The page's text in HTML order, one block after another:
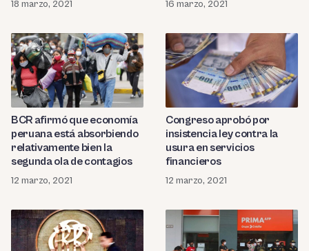
18 marzo, 2021 16 marzo, 2021
BCR afirmó que economía
peruana está absorbiendo
relativamente bien la
segunda ola de contagios
12 marzo, 2021
Congreso aprobó por
insistencia ley contra la
usura en servicios
financieros
12 marzo, 2021